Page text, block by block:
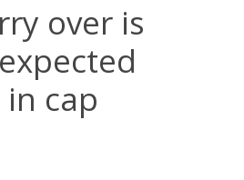
over is
cap